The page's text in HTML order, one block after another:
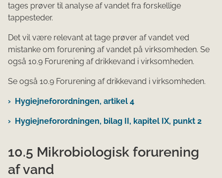
tages prøver til analyse af vandet fra forskellige
tappesteder.
Det vil være relevant at tage prøver af vandet ved
mistanke om forurening af vandet på virksomheden. Se
også 10.9 Forurening af drikkevand i virksomheden.
Se også 10.9 Forurening af drikkevand i virksomheden.
Hygiejneforordningen, artikel 4
Hygiejneforordningen, bilag II, kapitel IX, punkt 2
10.5 Mikrobiologisk forurening
af vand